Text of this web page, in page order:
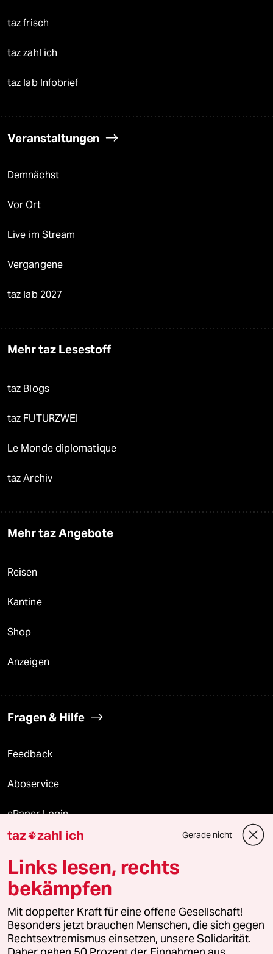
taz frisch
taz zahl ich
taz lab Infobrief
Veranstaltungen
Demnächst
Vor Ort
Live im Stream
Vergangene
taz lab 2027
Mehr taz Lesestoff
taz Blogs
taz FUTURZWEI
Le Monde diplomatique
taz Archiv
Mehr taz Angebote
Reisen
Kantine
Shop
Anzeigen
Fragen & Hilfe
Feedback
Aboservice
ePaper Login
Downloads für Abonnierende
© 2026 taz Verlags und Vertriebs GmbH
Alle Rechte vorbehalten. Bei rechtlichen Fragen oder für Genehmigungen
wenden Sie sich bitte an
lizenzen@taz.de
taz zahl ich Gerade nicht
Links lesen, rechts
bekämpfen
Mit doppelter Kraft für eine offene Gesellschaft!
Besonders jetzt brauchen Menschen, die sich gegen
Rechtsextremismus einsetzen, unsere Solidarität.